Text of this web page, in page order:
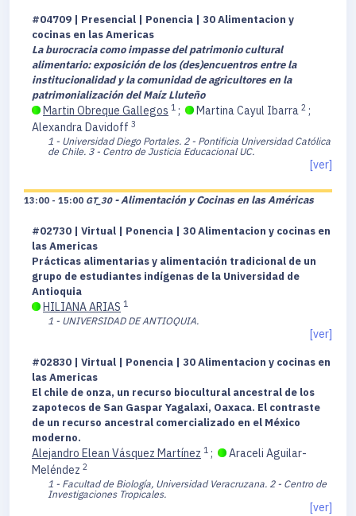
#04709 | Presencial | Ponencia | 30 Alimentacion y
cocinas en las Americas
La burocracia como impasse del patrimonio cultural
alimentario: exposición de los (des)encuentros entre la
institucionalidad y la comunidad de agricultores en la
patrimonialización del Maíz Lluteño
Martin Obreque Gallegos 1 ; Martina Cayul Ibarra 2 ;
Alexandra Davidoff 3
1 - Universidad Diego Portales. 2 - Pontificia Universidad Católica
de Chile. 3 - Centro de Justicia Educacional UC.
[ver]
13:00 - 15:00 GT_30 - Alimentación y Cocinas en las Américas
#02730 | Virtual | Ponencia | 30 Alimentacion y cocinas en
las Americas
Prácticas alimentarias y alimentación tradicional de un
grupo de estudiantes indígenas de la Universidad de
Antioquia
HILIANA ARIAS 1
1 - UNIVERSIDAD DE ANTIOQUIA.
[ver]
#02830 | Virtual | Ponencia | 30 Alimentacion y cocinas en
las Americas
El chile de onza, un recurso biocultural ancestral de los
zapotecos de San Gaspar Yagalaxi, Oaxaca. El contraste
de un recurso ancestral comercializado en el México
moderno.
Alejandro Elean Vásquez Martínez 1 ;
Araceli Aguilar-
Meléndez 2
1 - Facultad de Biología, Universidad Veracruzana. 2 - Centro de
Investigaciones Tropicales.
[ver]